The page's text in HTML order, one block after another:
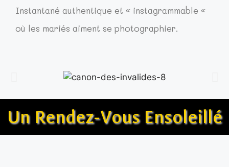
Instantané authentique et « instagrammable «
où les mariés aiment se photographier.
Un Rendez-Vous Ensoleillé